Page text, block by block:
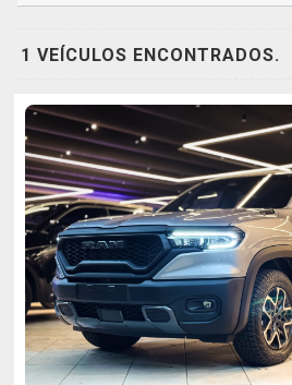
1 VEÍCULOS ENCONTRADOS.